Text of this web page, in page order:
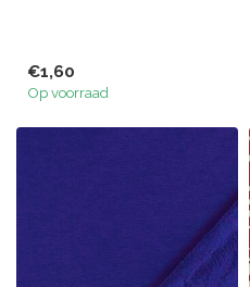
€1,60
Op voorraad